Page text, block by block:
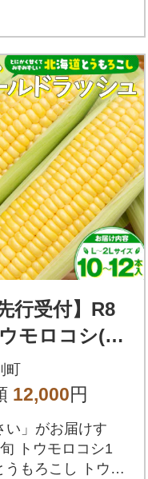
モロコシ(ゴ
ッシュ) 10〜
道津別町
町
12,000円
い」がお届けす
トウモロコシ1
うもろこし トウモ